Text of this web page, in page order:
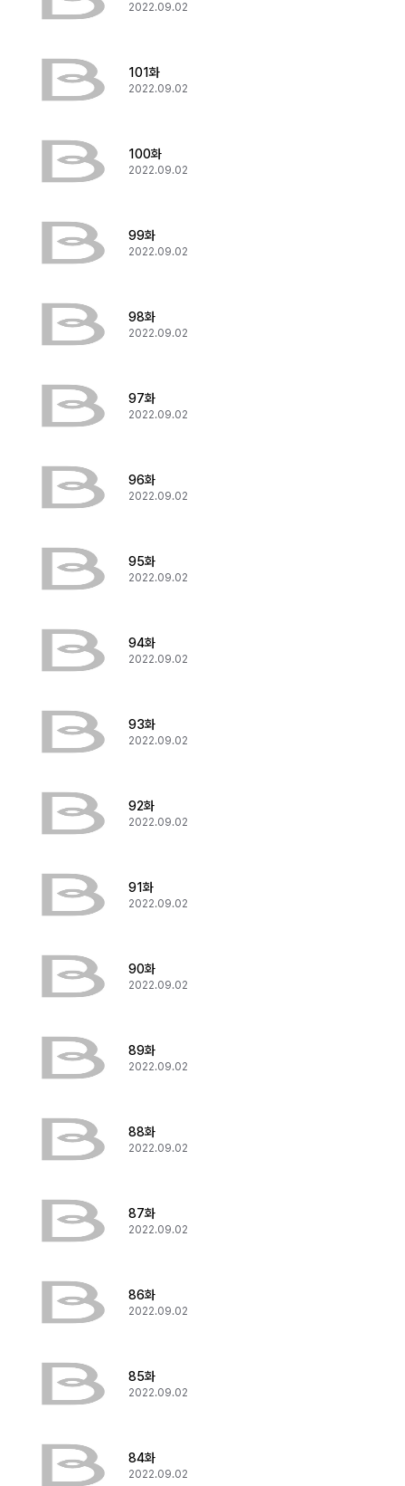
2022.09.02
101화
2022.09.02
100화
2022.09.02
99화
2022.09.02
98화
2022.09.02
97화
2022.09.02
96화
2022.09.02
95화
2022.09.02
94화
2022.09.02
93화
2022.09.02
92화
2022.09.02
91화
2022.09.02
90화
2022.09.02
89화
2022.09.02
88화
2022.09.02
87화
2022.09.02
86화
2022.09.02
85화
2022.09.02
84화
2022.09.02